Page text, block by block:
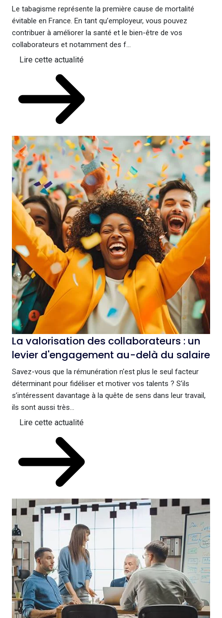
Le tabagisme représente la première cause de mortalité
évitable en France. En tant qu’employeur, vous pouvez
contribuer à améliorer la santé et le bien-être de vos
collaborateurs et notamment des f...
Lire cette actualité
La valorisation des collaborateurs : un
levier d'engagement au-delà du salaire
Savez-vous que la rémunération n'est plus le seul facteur
déterminant pour fidéliser et motiver vos talents ? S’ils
s’intéressent davantage à la quête de sens dans leur travail,
ils sont aussi très...
Lire cette actualité